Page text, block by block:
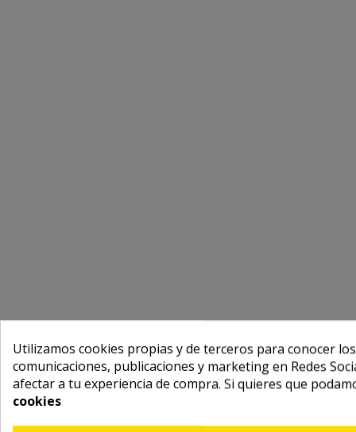
Utilizamos cookies propias y de terceros para conocer
comunicaciones, publicaciones y marketing en Redes
afectar a tu experiencia de compra. Si quieres que
cookies